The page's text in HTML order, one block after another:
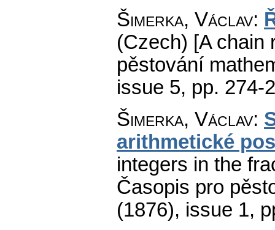
Šimerka, Václav:
(Czech) [A chain
pěstování
issue 5, pp. 274-
Šimerka, Václav:
arithmetické
integers in the
Časopis pro
(1876), issue 1,